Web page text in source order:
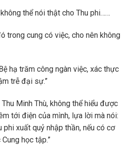
thể nói thật cho Thu phi……
trong cung có việc, cho nên không
hạ trăm công ngàn việc, xác thực
trễ đại sự.”
Minh Thù, không thể hiểu được
tới điện của mình, lựa lời mà nói:
phi xuất quỷ nhập thần, nếu có cơ
học tập.”